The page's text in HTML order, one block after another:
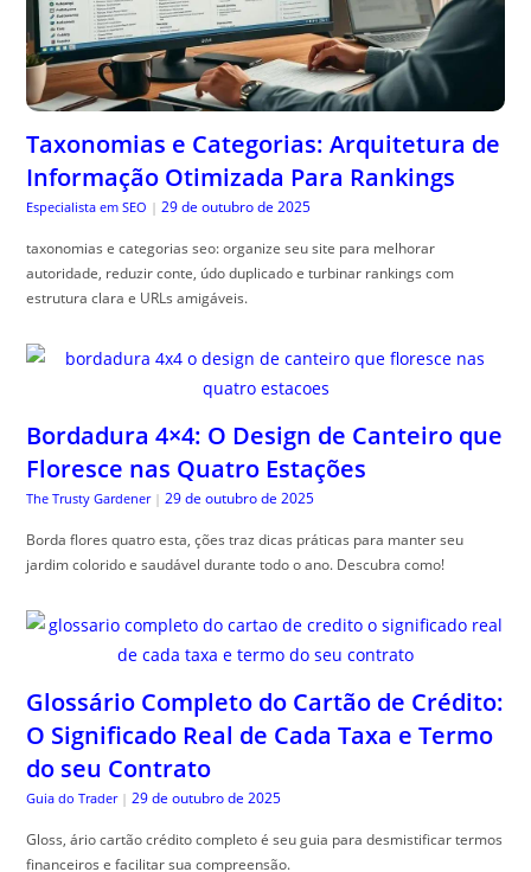
Taxonomias e Categorias: Arquitetura de
Informação Otimizada Para Rankings
Especialista em SEO | 29 de outubro de 2025
taxonomias e categorias seo: organize seu site para melhorar
autoridade, reduzir conte, údo duplicado e turbinar rankings com
estrutura clara e URLs amigáveis.
Bordadura 4×4: O Design de Canteiro que
Floresce nas Quatro Estações
The Trusty Gardener | 29 de outubro de 2025
Borda flores quatro esta, ções traz dicas práticas para manter seu
jardim colorido e saudável durante todo o ano. Descubra como!
Glossário Completo do Cartão de Crédito:
O Significado Real de Cada Taxa e Termo
do seu Contrato
Guia do Trader | 29 de outubro de 2025
Gloss, ário cartão crédito completo é seu guia para desmistificar termos
financeiros e facilitar sua compreensão.